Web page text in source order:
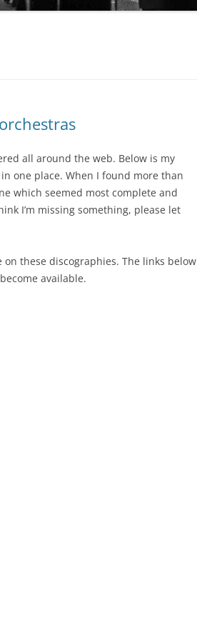
SERIE AUTORES
(CTA)
all around the web. Below is my
one place. When I found more than
which seemed most complete and
I’m missing something, please let
these discographies. The links below
available.